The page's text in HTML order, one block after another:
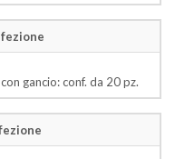
gancio: conf. da 20 pz.